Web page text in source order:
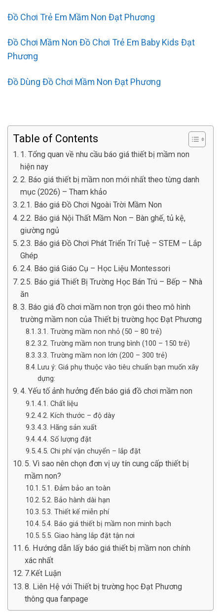
Đồ Chơi Trẻ Em Mầm Non Đạt Phương
Đồ Chơi Mầm Non Đồ Chơi Trẻ Em Baby Kids Đạt
Phương
Đồ Dùng Đồ Chơi Mầm Non Đạt Phương
Table of Contents
1. Tổng quan về nhu cầu báo giá thiết bị mầm non
hiện nay
2. Báo giá thiết bị mầm non mới nhất theo từng danh
mục (2026) – Tham khảo
2.1. Báo giá Đồ Chơi Ngoài Trời Mầm Non
2.2. Báo giá Nội Thất Mầm Non – Bàn ghế, tủ kệ,
giường ngủ
2.3. Báo giá Đồ Chơi Phát Triển Trí Tuệ – STEM – Lắp
Ghép
2.4. Báo giá Giáo Cụ – Học Liệu Montessori
2.5. Báo giá Thiết Bị Trường Học Bán Trú – Bếp – Nhà
ăn
3. Báo giá đồ chơi mầm non trọn gói theo mô hình
trường mầm non của Thiết bị trường học Đạt Phương
3.1. Trường mầm non nhỏ (50 – 80 trẻ)
3.2. Trường mầm non trung bình (100 – 150 trẻ)
3.3. Trường mầm non lớn (200 – 300 trẻ)
Lưu ý: Giá phụ thuộc vào tiêu chuẩn bạn muốn xây
dựng:
4. Yếu tố ảnh hưởng đến báo giá đồ chơi mầm non
4.1. Chất liệu
4.2. Kích thước – độ dày
4.3. Hãng sản xuất
4.4. Số lượng đặt
4.5. Chi phí vận chuyển – lắp đặt
5. Vì sao nên chọn đơn vị uy tín cung cấp thiết bị
mầm non?
5.1. Đảm bảo an toàn
5.2. Bảo hành dài hạn
5.3. Thiết kế miễn phí
5.4. Báo giá thiết bị mầm non minh bạch
5.5. Giao hàng lắp đặt tận nơi
6. Hướng dẫn lấy báo giá thiết bị mầm non chính
xác nhất
7.Kết Luận
8. Liên Hệ với Thiết bị trường học Đạt Phương
thông qua fanpage